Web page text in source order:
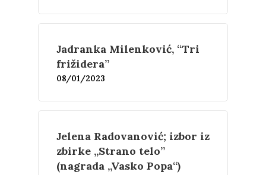
Jadranka Milenković, “Tri
frižidera”
08/01/2023
Jelena Radovanović; izbor iz
zbirke „Strano telo”
(nagrada „Vasko Popa“)